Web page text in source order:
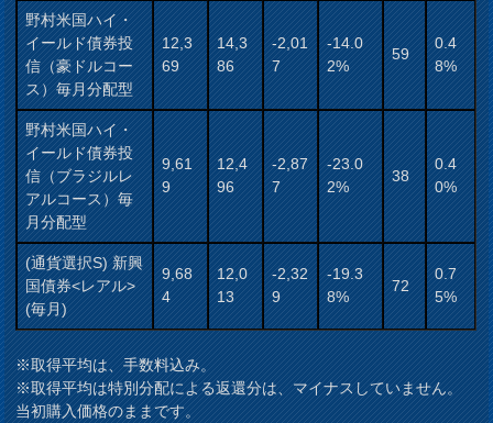
野村米国ハイ・
イールド債券投
信（豪ドルコー
ス）毎月分配型
12,3
69
14,3
86
-2,01
7
-14.0
2%
59
0.4
8%
野村米国ハイ・
イールド債券投
信（ブラジルレ
アルコース）毎
月分配型
9,61
9
12,4
96
-2,87
7
-23.0
2%
38
0.4
0%
(通貨選択S) 新興
国債券<レアル>
(毎月)
9,68
4
12,0
13
-2,32
9
-19.3
8%
72
0.7
5%
※取得平均は、手数料込み。
※取得平均は特別分配による返還分は、マイナスしていません。
当初購入価格のままです。